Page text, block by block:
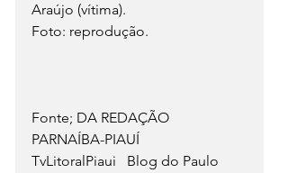
Araújo (vítima).
Foto: reprodução.
Fonte; DA REDAÇÃO
PARNAÍBA-PIAUÍ
TvLitoralPiaui   Blog do Paulo